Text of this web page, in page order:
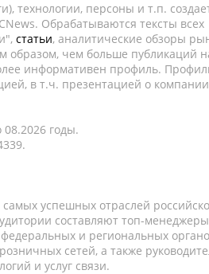
технологии, персоны и т.п.
Обрабатываются тексты всех
статьи, аналитические обзоры
образом, чем больше публикаций
информативен профиль.
в т.ч. презентацией о
годы.
успешных отраслей
составляют топ-
и региональных
сетей, а также
и услуг связи.